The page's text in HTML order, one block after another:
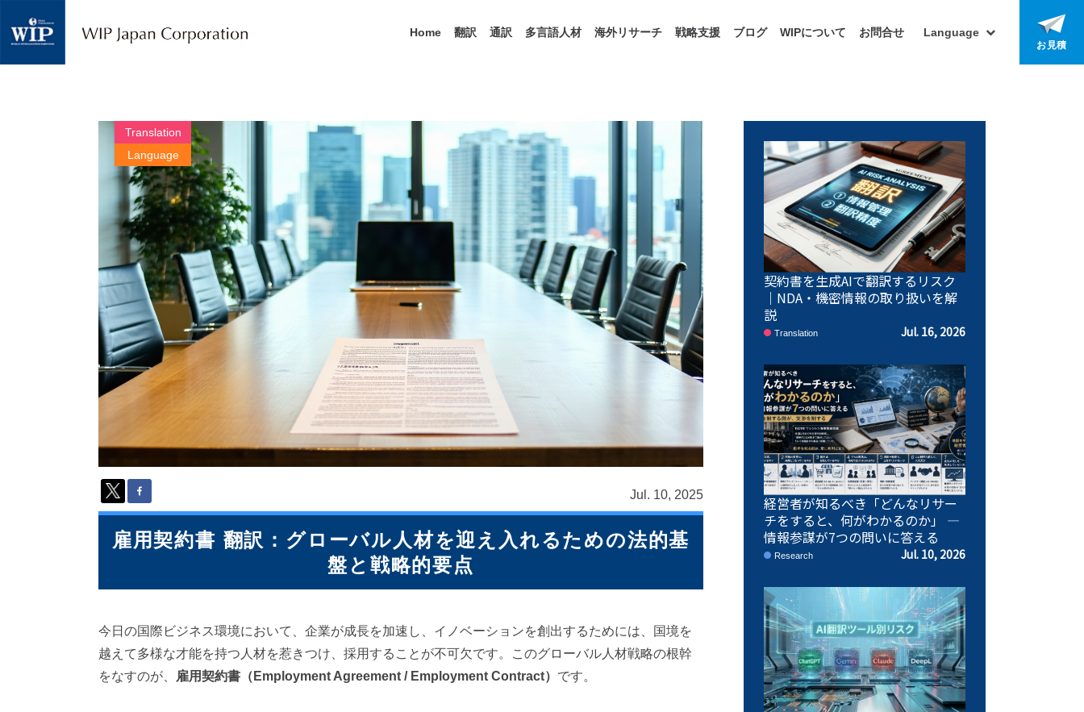
P
訳
・
海
外
調
査
・
語
サ
ス
（
1
・
2
1
0
Home 翻訳 通訳 多言語人材 海外リサーチ 戦略支援 ブログ WIPについて お問合せ Language
お見積
Translation
Language
Jul. 10, 2025
雇用契約書 翻訳：グローバル人材を迎え入れるための法的基
盤と戦略的要点
今日の国際ビジネス環境において、企業が成長を加速し、イノベーションを創出するためには、国境を
越えて多様な才能を持つ人材を惹きつけ、採用することが不可欠です。このグローバル人材戦略の根幹
をなすのが、
雇用契約書（Employment Agreement / Employment Contract） です。
契約書を生成AIで翻訳するリスク
｜NDA・機密情報の取り扱いを解
説
Translation Jul. 16, 2026
経営者が知るべき「どんなリサー
チをすると、何がわかるのか」 ―
情報参謀が7つの問いに答える
Research Jul. 10, 2026